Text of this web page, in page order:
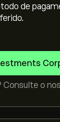
de
o